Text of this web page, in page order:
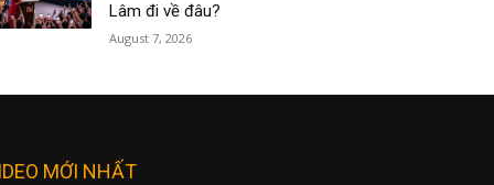
Lâm đi về đâu?
August 7, 2026
MỚI NHẤT